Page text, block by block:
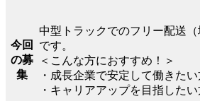
今回
の募
集
中型トラックでのフリー配送
です。
＜こんな方におすすめ！＞
・成長企業で安定して働きた
・キャリアアップを目指した